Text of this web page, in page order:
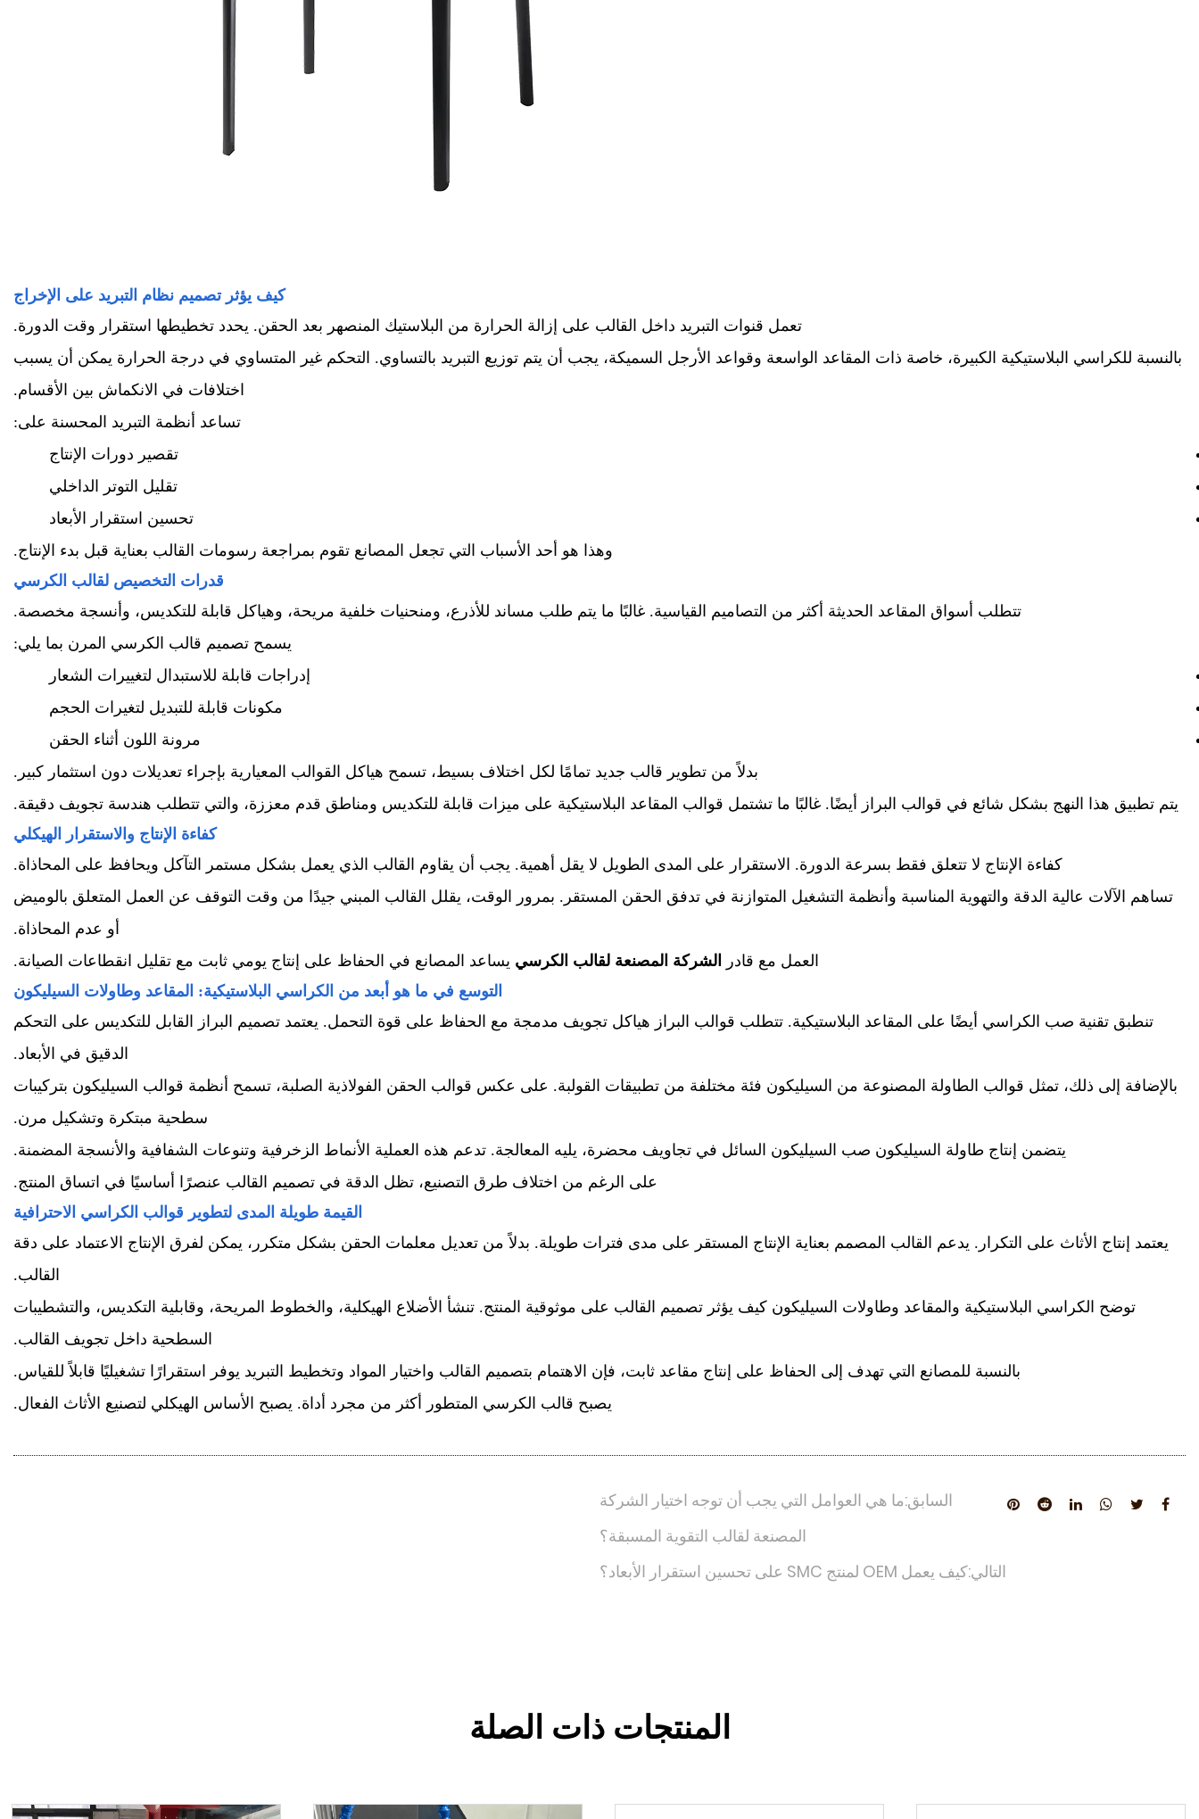
كيف يؤثر تصميم نظام التبريد على الإخراج
تعمل قنوات التبريد داخل القالب على إزالة الحرارة من البلاستيك المنصهر بعد الحقن. يحدد تخطيطها استقرار وقت الدورة.
بالنسبة للكراسي البلاستيكية الكبيرة، خاصة ذات المقاعد الواسعة وقواعد الأرجل السميكة، يجب أن يتم توزيع التبريد بالتساوي. التحكم غير المتساوي في درجة الحرارة يمكن أن يسبب
اختلافات في الانكماش بين الأقسام.
تساعد أنظمة التبريد المحسنة على:
تقصير دورات الإنتاج
تقليل التوتر الداخلي
تحسين استقرار الأبعاد
وهذا هو أحد الأسباب التي تجعل المصانع تقوم بمراجعة رسومات القالب بعناية قبل بدء الإنتاج.
قدرات التخصيص لقالب الكرسي
تتطلب أسواق المقاعد الحديثة أكثر من التصاميم القياسية. غالبًا ما يتم طلب مساند للأذرع، ومنحنيات خلفية مريحة، وهياكل قابلة للتكديس، وأنسجة مخصصة.
يسمح تصميم قالب الكرسي المرن بما يلي:
إدراجات قابلة للاستبدال لتغييرات الشعار
مكونات قابلة للتبديل لتغيرات الحجم
مرونة اللون أثناء الحقن
بدلاً من تطوير قالب جديد تمامًا لكل اختلاف بسيط، تسمح هياكل القوالب المعيارية بإجراء تعديلات دون استثمار كبير.
يتم تطبيق هذا النهج بشكل شائع في قوالب البراز أيضًا. غالبًا ما تشتمل قوالب المقاعد البلاستيكية على ميزات قابلة للتكديس ومناطق قدم معززة، والتي تتطلب هندسة تجويف دقيقة.
كفاءة الإنتاج والاستقرار الهيكلي
كفاءة الإنتاج لا تتعلق فقط بسرعة الدورة. الاستقرار على المدى الطويل لا يقل أهمية. يجب أن يقاوم القالب الذي يعمل بشكل مستمر التآكل ويحافظ على المحاذاة.
تساهم الآلات عالية الدقة والتهوية المناسبة وأنظمة التشغيل المتوازنة في تدفق الحقن المستقر. بمرور الوقت، يقلل القالب المبني جيدًا من وقت التوقف عن العمل المتعلق بالوميض
أو عدم المحاذاة.
العمل مع قادر
الشركة المصنعة لقالب الكرسي يساعد المصانع في الحفاظ على إنتاج يومي ثابت مع تقليل انقطاعات الصيانة.
التوسع في ما هو أبعد من الكراسي البلاستيكية: المقاعد وطاولات السيليكون
تنطبق تقنية صب الكراسي أيضًا على المقاعد البلاستيكية. تتطلب قوالب البراز هياكل تجويف مدمجة مع الحفاظ على قوة التحمل. يعتمد تصميم البراز القابل للتكديس على التحكم
الدقيق في الأبعاد.
بالإضافة إلى ذلك، تمثل قوالب الطاولة المصنوعة من السيليكون فئة مختلفة من تطبيقات القولبة. على عكس قوالب الحقن الفولاذية الصلبة، تسمح أنظمة قوالب السيليكون بتركيبات
سطحية مبتكرة وتشكيل مرن.
يتضمن إنتاج طاولة السيليكون صب السيليكون السائل في تجاويف محضرة، يليه المعالجة. تدعم هذه العملية الأنماط الزخرفية وتنوعات الشفافية والأنسجة المضمنة.
على الرغم من اختلاف طرق التصنيع، تظل الدقة في تصميم القالب عنصرًا أساسيًا في اتساق المنتج.
القيمة طويلة المدى لتطوير قوالب الكراسي الاحترافية
يعتمد إنتاج الأثاث على التكرار. يدعم القالب المصمم بعناية الإنتاج المستقر على مدى فترات طويلة. بدلاً من تعديل معلمات الحقن بشكل متكرر، يمكن لفرق الإنتاج الاعتماد على دقة
القالب.
توضح الكراسي البلاستيكية والمقاعد وطاولات السيليكون كيف يؤثر تصميم القالب على موثوقية المنتج. تنشأ الأضلاع الهيكلية، والخطوط المريحة، وقابلية التكديس، والتشطيبات
السطحية داخل تجويف القالب.
بالنسبة للمصانع التي تهدف إلى الحفاظ على إنتاج مقاعد ثابت، فإن الاهتمام بتصميم القالب واختيار المواد وتخطيط التبريد يوفر استقرارًا تشغيليًا قابلاً للقياس.
يصبح قالب الكرسي المتطور أكثر من مجرد أداة. يصبح الأساس الهيكلي لتصنيع الأثاث الفعال.
السابق:ما هي العوامل التي يجب أن توجه اختيار الشركة
المصنعة لقالب التقوية المسبقة؟
التالي:كيف يعمل OEM لمنتج SMC على تحسين استقرار الأبعاد؟
المنتجات ذات الصلة